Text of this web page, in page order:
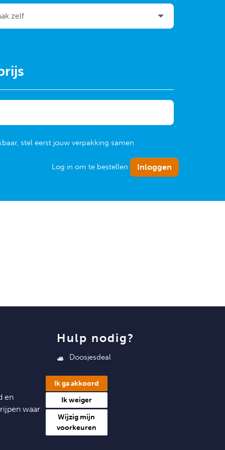
en
waar
Ik ga akkoord
Ik weiger
Wijzig mijn
voorkeuren
stel eerst jouw verpakking samen
Log in om te bestellen
hulp nodig?
Doosjesdeal
6716 AM Ede
info@doosjesdeal.nl
0318 545 043